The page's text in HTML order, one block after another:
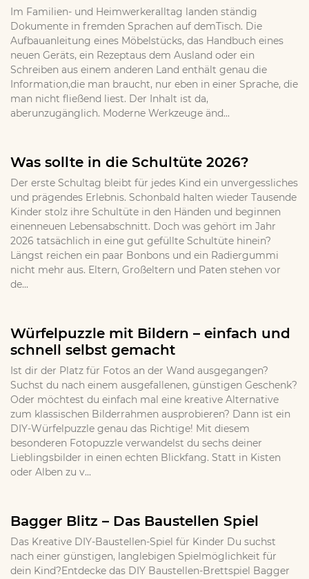
Im Familien- und Heimwerkeralltag landen ständig
Dokumente in fremden Sprachen auf demTisch. Die
Aufbauanleitung eines Möbelstücks, das Handbuch eines
neuen Geräts, ein Rezeptaus dem Ausland oder ein
Schreiben aus einem anderen Land enthält genau die
Information,die man braucht, nur eben in einer Sprache, die
man nicht fließend liest. Der Inhalt ist da,
aberunzugänglich. Moderne Werkzeuge änd...
Was sollte in die Schultüte 2026?
Der erste Schultag bleibt für jedes Kind ein unvergessliches
und prägendes Erlebnis. Schonbald halten wieder Tausende
Kinder stolz ihre Schultüte in den Händen und beginnen
einenneuen Lebensabschnitt. Doch was gehört im Jahr
2026 tatsächlich in eine gut gefüllte Schultüte hinein?
Längst reichen ein paar Bonbons und ein Radiergummi
nicht mehr aus. Eltern, Großeltern und Paten stehen vor
de...
Würfelpuzzle mit Bildern – einfach und
schnell selbst gemacht
Ist dir der Platz für Fotos an der Wand ausgegangen?
Suchst du nach einem ausgefallenen, günstigen Geschenk?
Oder möchtest du einfach mal eine kreative Alternative
zum klassischen Bilderrahmen ausprobieren? Dann ist ein
DIY-Würfelpuzzle genau das Richtige! Mit diesem
besonderen Fotopuzzle verwandelst du sechs deiner
Lieblingsbilder in einen echten Blickfang. Statt in Kisten
oder Alben zu v...
Bagger Blitz – Das Baustellen Spiel
Das Kreative DIY-Baustellen-Spiel für Kinder Du suchst
nach einer günstigen, langlebigen Spielmöglichkeit für
dein Kind?Entdecke das DIY Baustellen-Brettspiel Bagger